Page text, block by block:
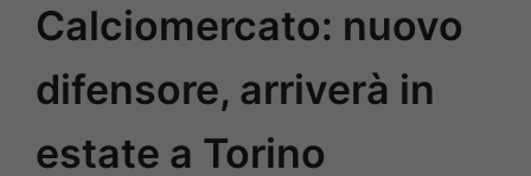
Calciomercato: nuovo
difensore, arriverà in
estate a Torino